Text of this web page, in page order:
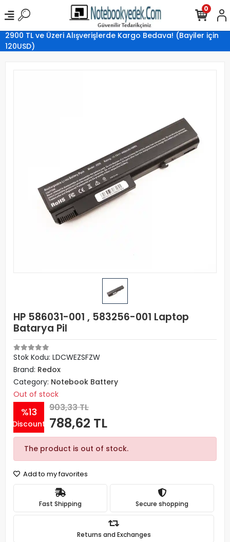
2900 TL ve Üzeri Alışverişlerde Kargo Bedava! (Bayiler için
120USD)
0
HP 586031-001 , 583256-001 Laptop
Batarya Pil
Stok Kodu: LDCWEZSFZW
Brand: Redox
Category: Notebook Battery
Out of stock
%13
Discount
903,33 TL
788,62 TL
The product is out of stock.
Add to my favorites
Fast Shipping Secure shopping
Returns and Exchanges